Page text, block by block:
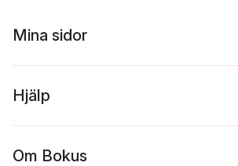
Mina sidor
Hjälp
Om Bokus